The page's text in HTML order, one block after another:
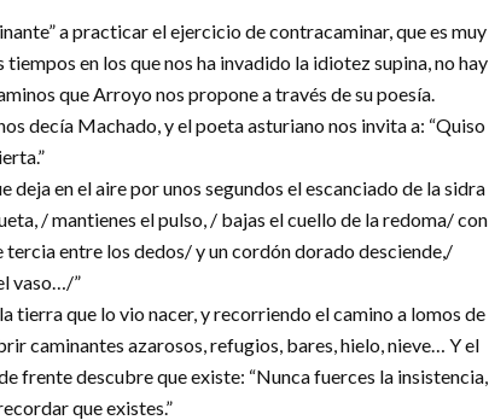
a practicar el ejercicio de contracaminar, que es muy
en los que nos ha invadido la idiotez supina, no hay
que Arroyo nos propone a través de su poesía.
decía Machado, y el poeta asturiano nos invita a: “Quiso
en el aire por unos segundos el escanciado de la sidra
/ mantienes el pulso, / bajas el cuello de la redoma/ con
tercia entre los dedos/ y un cordón dorado desciende,/
vaso…/”
tierra que lo vio nacer, y recorriendo el camino a lomos de
caminantes azarosos, refugios, bares, hielo, nieve… Y el
frente descubre que existe: “Nunca fuerces la insistencia,
que existes.”